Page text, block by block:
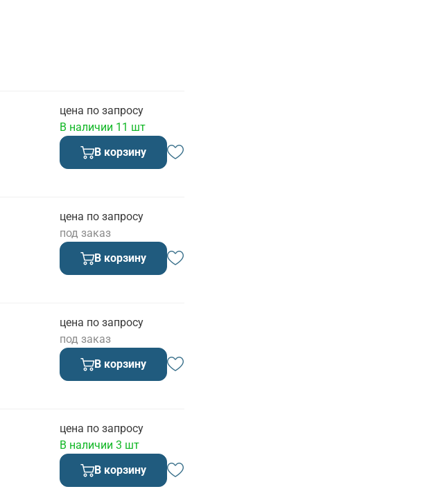
цена по запросу
В наличии 11 шт
В корзину
цена по запросу
под заказ
В корзину
цена по запросу
под заказ
В корзину
цена по запросу
В наличии 3 шт
В корзину